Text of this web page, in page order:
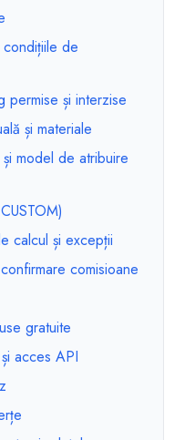
de
permise și interzise
și materiale
model de atribuire
calcul și excepții
comisioane
gratuite
acces API